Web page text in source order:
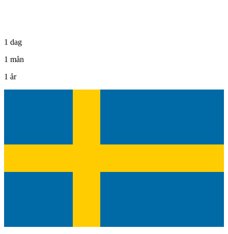
1 dag
1 mån
1 år